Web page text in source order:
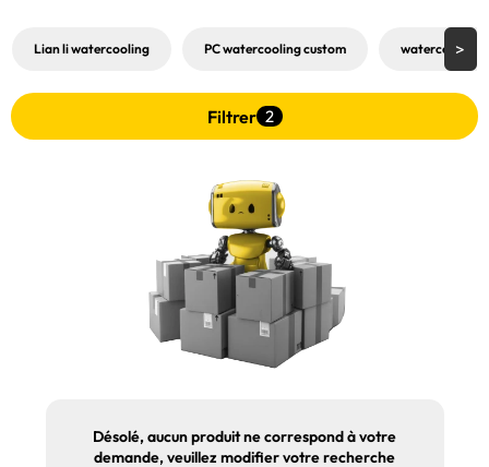
Lian li watercooling PC watercooling custom watercooling
Filtrer 2
Désolé, aucun produit ne correspond à votre
demande, veuillez modifier votre recherche